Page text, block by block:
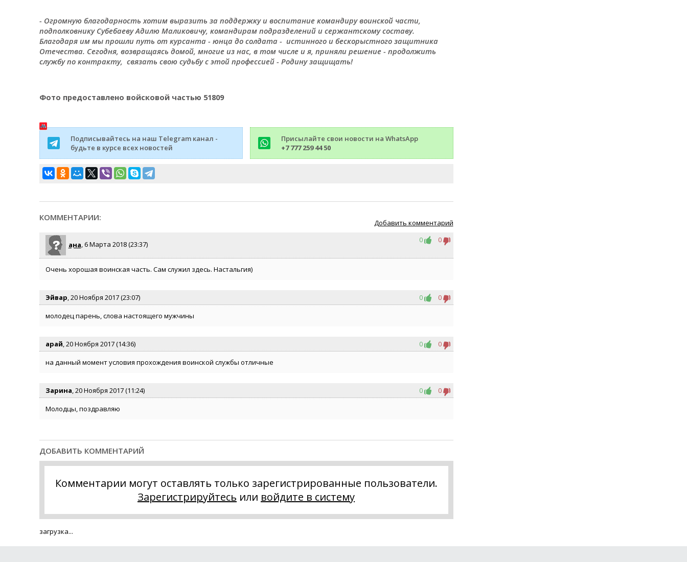
- Огромную благодарность хотим выразить за поддержку и воспитание командиру воинской части,
подполковнику Субебаеву Адилю Маликовичу, командирам подразделений и сержантскому составу.
Благодаря им мы прошли путь от курсанта - юнца до солдата - истинного и бескорыстного защитника
Отечества. Сегодня, возвращаясь домой, многие из нас, в том числе и я, приняли решение - продолжить
службу по контракту, связать свою судьбу с этой профессией - Родину защищать!
Фото предоставлено войсковой частью 51809
Подписывайтесь на наш Telegram канал -
будьте в курсе всех новостей
Присылайте свои новости на WhatsApp
+7 777 259 44 50
КОММЕНТАРИИ:
Добавить комментарий
Қана, 6 Марта 2018 (23:37)
0 0
Очень хорошая воинская часть. Сам служил здесь. Настальгия)
Эйвар, 20 Ноября 2017 (23:07) 0
0
молодец парень, слова настоящего мужчины
арай, 20 Ноября 2017 (14:36) 0
0
на данный момент условия прохождения воинской службы отличные
Зарина, 20 Ноября 2017 (11:24) 0
0
Молодцы, поздравляю
ДОБАВИТЬ КОММЕНТАРИЙ
Комментарии могут оставлять только зарегистрированные пользователи.
Зарегистрируйтесь или войдите в систему
загрузка...